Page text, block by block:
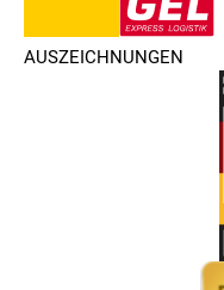
AUSZEICHNUNGEN